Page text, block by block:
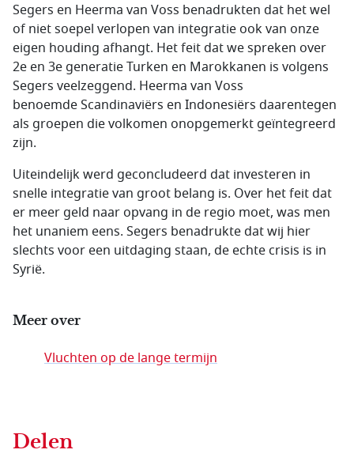
Segers en Heerma van Voss benadrukten dat het wel
of niet soepel verlopen van integratie ook van onze
eigen houding afhangt. Het feit dat we spreken over
2e en 3e generatie Turken en Marokkanen is volgens
Segers veelzeggend. Heerma van Voss
benoemde Scandinaviërs en Indonesiërs daarentegen
als groepen die volkomen onopgemerkt geïntegreerd
zijn.
Uiteindelijk werd geconcludeerd dat investeren in
snelle integratie van groot belang is. Over het feit dat
er meer geld naar opvang in de regio moet, was men
het unaniem eens. Segers benadrukte dat wij hier
slechts voor een uitdaging staan, de echte crisis is in
Syrië.
Meer over
Vluchten op de lange termijn
Delen